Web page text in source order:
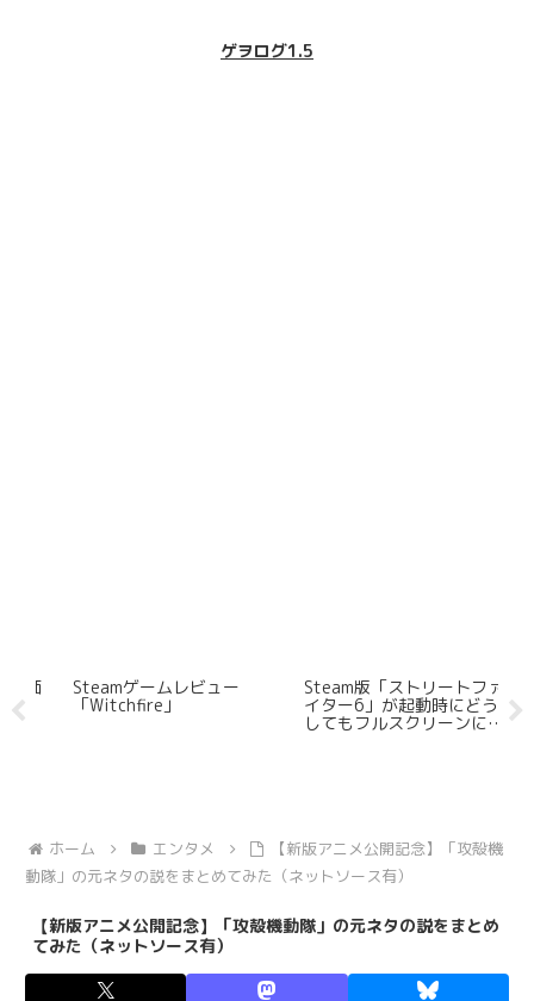
ゲヲログ1.5
Steamゲームレビュー
「Witchfire」
Steam版「ストリートファ
イター6」が起動時にどう
してもフルスクリーンにな
た
の
ホーム エンタメ
【新版アニメ公開記念】「攻殻機
動隊」の元ネタの説をまとめてみた（ネットソース有）
【新版アニメ公開記念】「攻殻機動隊」の元ネタの説をまとめ
てみた（ネットソース有）